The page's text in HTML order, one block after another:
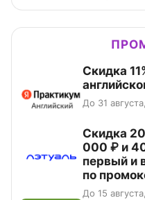
Скидка
До 31
Скидка
000 ₽ и
первый и
по
До 15